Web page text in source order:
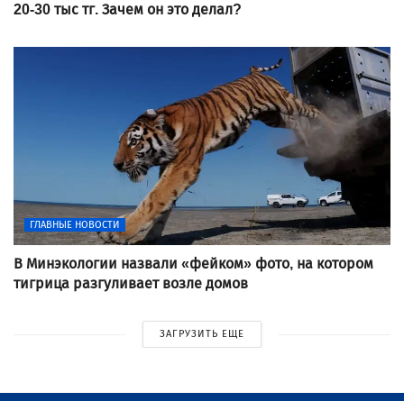
20-30 тыс тг. Зачем он это делал?
ГЛАВНЫЕ НОВОСТИ
В Минэкологии назвали «фейком» фото, на котором
тигрица разгуливает возле домов
ЗАГРУЗИТЬ ЕЩЕ